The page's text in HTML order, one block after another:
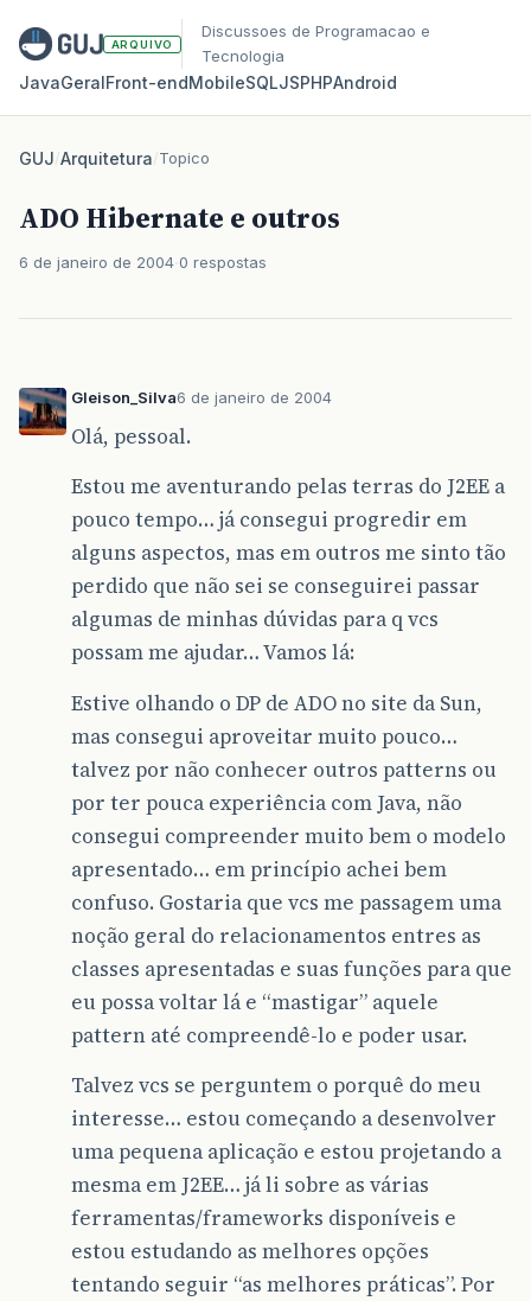
ARQUIVO
Discussoes de Programacao e
Tecnologia
JavaGeralFront‑endMobileSQLJSPHPAndroid
GUJ/Arquitetura/Topico
ADO Hibernate e outros
6 de janeiro de 2004 0 respostas
Gleison_Silva6 de janeiro de 2004
Olá, pessoal.
Estou me aventurando pelas terras do J2EE a
pouco tempo… já consegui progredir em
alguns aspectos, mas em outros me sinto tão
perdido que não sei se conseguirei passar
algumas de minhas dúvidas para q vcs
possam me ajudar… Vamos lá:
Estive olhando o DP de ADO no site da Sun,
mas consegui aproveitar muito pouco…
talvez por não conhecer outros patterns ou
por ter pouca experiência com Java, não
consegui compreender muito bem o modelo
apresentado… em princípio achei bem
confuso. Gostaria que vcs me passagem uma
noção geral do relacionamentos entres as
classes apresentadas e suas funções para que
eu possa voltar lá e “mastigar” aquele
pattern até compreendê-lo e poder usar.
Talvez vcs se perguntem o porquê do meu
interesse… estou começando a desenvolver
uma pequena aplicação e estou projetando a
mesma em J2EE… já li sobre as várias
ferramentas/frameworks disponíveis e
estou estudando as melhores opções
tentando seguir “as melhores práticas”. Por